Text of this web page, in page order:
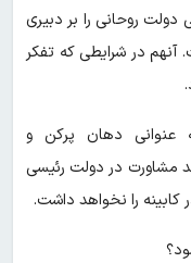
روحانی را بر دبیری
آنهم در شرایطی که تفکر
عنوانی دهان پرکن و
مشاورت در دولت رئیسی
کابینه را نخواهد داشت.